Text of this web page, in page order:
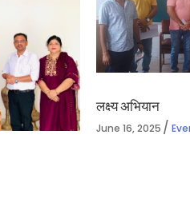
लक्ष्य अभियान
June 16, 2025